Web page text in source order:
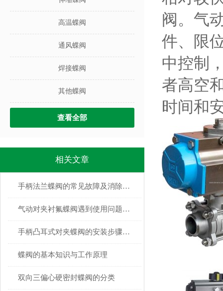
高温蝶阀
通风蝶阀
焊接蝶阀
其他蝶阀
查看全部
相关文章
手柄法兰蝶阀的常见故障及消除方法
气动对夹衬氟蝶阀遇到使用问题该如何解决
手柄凸耳式对夹蝶阀的安装步骤说明
蝶阀的基本知识与工作原理
双向三偏心硬密封蝶阀的分类
阀。气
件、限
中控制
者高空
时间和